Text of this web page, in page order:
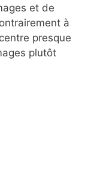
et de
à
presque
plutôt